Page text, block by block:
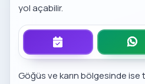
yol açabilir.
Göğüs ve karın bölgesinde ise